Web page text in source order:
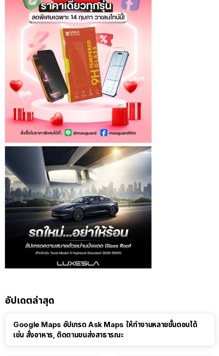
อัปเดตล่าสุด
Google Maps อัปเกรด Ask Maps ให้ทำงานหลายขั้นตอนได้
เช่น สั่งอาหาร, ติดตามขนส่งสาธารณะ